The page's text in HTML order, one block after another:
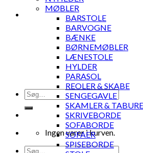
Søg
efter:
Ingen varer i kurven.
Søg
MØBLER
BARSTOLE
BARVOGNE
BÆNKE
BØRNEMØBLER
LÆNESTOLE
HYLDER
PARASOL
REOLER & SKABE
SENGEGAVLE
SKAMLER &
SKRIVEBORDE
SOFABORDE
SOFAER
SPISEBORDE